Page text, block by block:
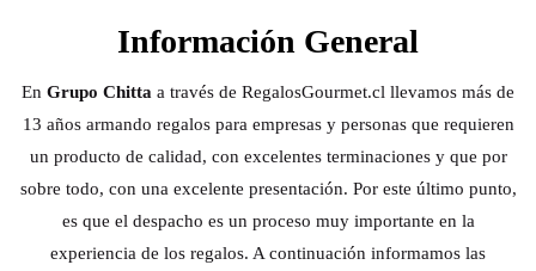
Información General
En Grupo Chitta a través de RegalosGourmet.cl llevamos más de
13 años armando regalos para empresas y personas que requieren
un producto de calidad, con excelentes terminaciones y que por
sobre todo, con una excelente presentación. Por este último punto,
es que el despacho es un proceso muy importante en la
experiencia de los regalos. A continuación informamos las